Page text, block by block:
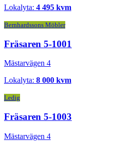
Lokalyta: 4 495 kvm
Bernhardssons Möbler
Fräsaren 5-1001
Mästarvägen 4
Lokalyta: 8 000 kvm
Ledig
Fräsaren 5-1003
Mästarvägen 4